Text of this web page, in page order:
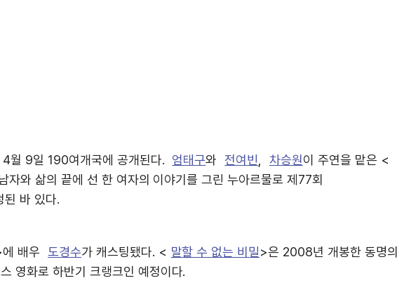
월 9일 190여개국에 공개된다. 엄태구와 전여빈 차승원이 주연을 맡은 <
자와 삶의 끝에 선 한 여자의 이야기를 그린 누아르물로 제77회
된 바 있다.
배우 도경수가 캐스팅됐다. < 말할 수 없는 비밀>은 2008년 개봉한 동명의
영화로 하반기 크랭크인 예정이다.